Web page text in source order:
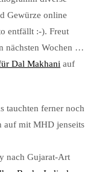
Gewürze online
entfällt :-). Freut
nächsten Wochen …
Dal Makhani auf
tauchten ferner noch
auf mit MHD jenseits
nach Gujarat-Art